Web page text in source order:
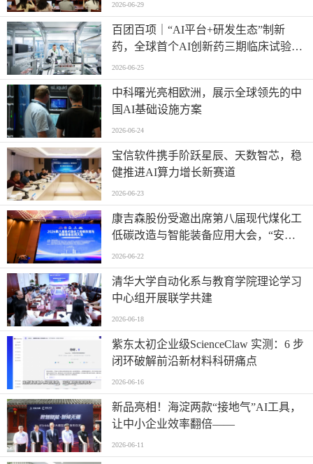
2026-06-29
百团百项｜“AI平台+研发生态”制新
药，全球首个AI创新药三期临床试验将
启动
2026-06-25
中科曙光亮相欧洲，展示全球领先的中
国AI基础设施方案
2026-06-24
宝信软件携手阶跃星辰、天数智芯，稳
健推进AI算力增长新赛道
2026-06-23
康吉森股份受邀出席第八届现代煤化工
低碳改造与智能装备应用大会，“安全
+智能”赋能行业数智低碳新未来
2026-06-22
清华大学自动化系与教育学院理论学习
中心组开展联学共建
2026-06-18
紫东太初企业级ScienceClaw 实测：6 步
闭环破解前沿新材料科研痛点
2026-06-16
新品亮相！海淀两款“接地气”AI工具，
让中小企业效率翻倍——
2026-06-11